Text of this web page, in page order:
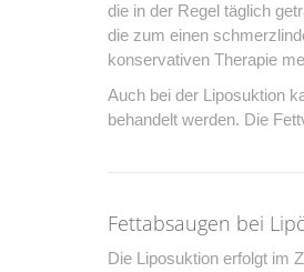
die in der Regel täglich
die zum einen
konservativen Therapie
Auch bei der Liposuktion
behandelt werden. Die
Fettabsaugen bei
Die Liposuktion erfolgt im